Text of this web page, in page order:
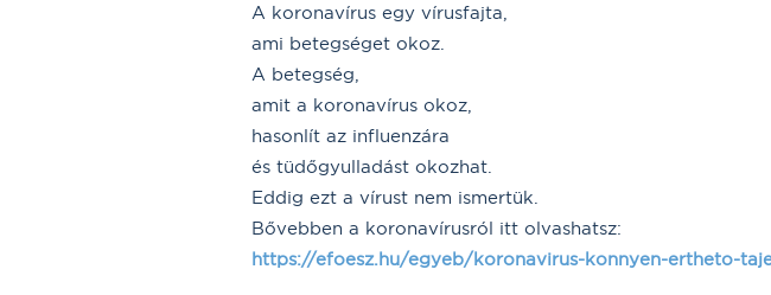
A koronavírus egy vírusfajta,
ami betegséget okoz.
A betegség,
amit a koronavírus okoz,
hasonlít az influenzára
és tüdőgyulladást okozhat.
Eddig ezt a vírust nem ismertük.
Bővebben a koronavírusról itt olvashatsz:
https://efoesz.hu/egyeb/koronavirus-konnyen-ertheto-